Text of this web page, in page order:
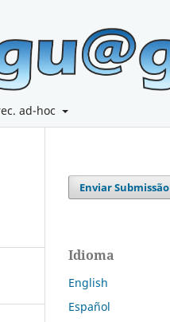
ad-hoc
Enviar Submissão
Idioma
English
Español